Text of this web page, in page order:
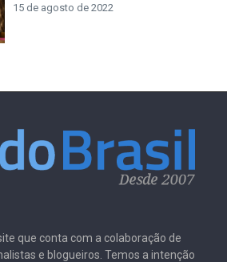
15 de agosto de 2022
que conta com a colaboração de
e blogueiros. Temos a intenção